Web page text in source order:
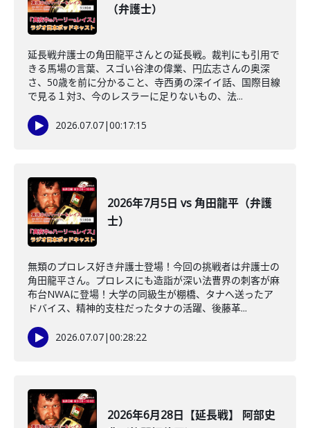
（弁護士）
延長戦弁護士の角田龍平さんとの延長戦。裁判にも引用で
きる馬場の言葉、スゴい谷津の偉業、円広志さんの奥深
さ、50歳を前に分かること、寺西勇の深イイ話、国際目線
で見る１対3、今のレスラーに足りないもの、法...
2026.07.07|00:17:15
2026年7月5日 vs 角田龍平（弁護
士）
無類のプロレス好き弁護士登場！今回の挑戦者は弁護士の
角田龍平さん。プロレスにも造詣が深い法曹界の刺客が麻
布台NWAに登場！大学の同級生が棚橋、タナへ送ったア
ドバイス、精神的支柱だったタナの活躍、後藤革...
2026.07.07|00:28:22
2026年6月28日【延長戦】 阿部史